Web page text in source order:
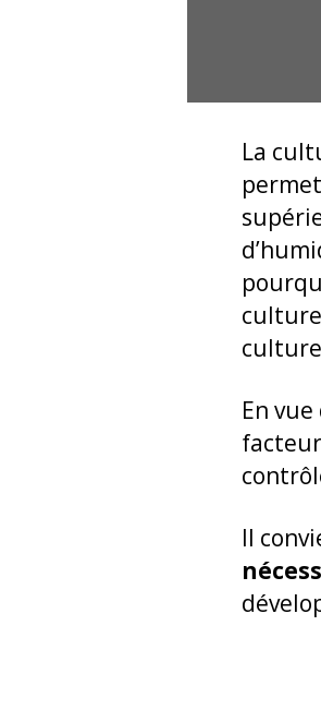
La
En
Il